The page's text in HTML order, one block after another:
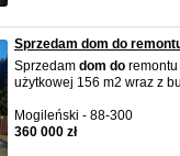
Sprzedam dom do
Sprzedam dom do
użytkowej 156 m2 wraz z
Mogileński - 88-300
360 000 zł